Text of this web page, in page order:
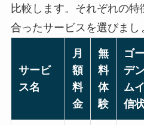
比較します。それぞれの
合ったサービスを選びまし
サービ
ス名
月
額
料
金
無
料
体
験
ゴ
デ
ム
信